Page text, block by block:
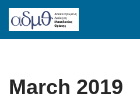
Skip
March 2019